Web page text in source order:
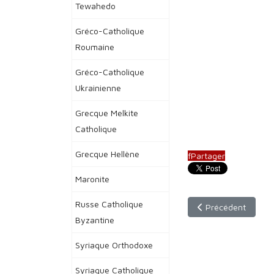
Tewahedo
Gréco-Catholique
Roumaine
Gréco-Catholique
Ukrainienne
Grecque Melkite
Catholique
Grecque Hellène
Maronite
Russe Catholique
Byzantine
Syriaque Orthodoxe
Syriaque Catholique
fPartager
Article précédent :
Précédent